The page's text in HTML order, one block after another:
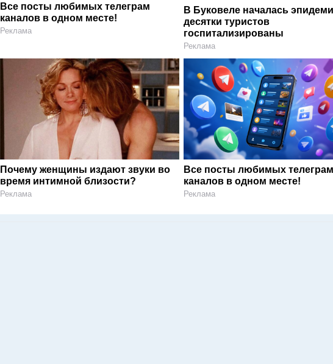
Все посты любимых телеграм
каналов в одном месте!
Реклама
В Буковеле началась
десятки туристов
госпитализированы
Реклама
Почему женщины издают звуки во
время интимной близости?
Реклама
Все посты любимых
каналов в одном месте!
Реклама